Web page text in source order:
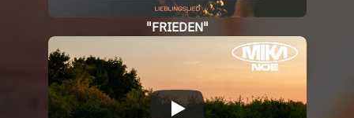
"FRIEDEN"